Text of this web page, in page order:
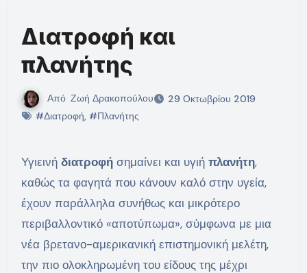
Διατροφή και
πλανήτης
Από Ζωή Δρακοπούλου
29 Οκτωβρίου 2019
#Διατροφή, #Πλανήτης
Υγιεινή διατροφήσημαίνει και υγιή πλανήτη,
καθώς τα φαγητά που κάνουν καλό στην υγεία,
έχουν παράλληλα συνήθως και μικρότερο
περιβαλλοντικό «αποτύπωμα», σύμφωνα με μια
νέα βρετανο-αμερικανική επιστημονική μελέτη,
την πιο ολοκληρωμένη του είδους της μέχρι